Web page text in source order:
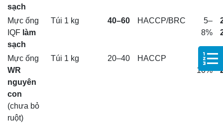
sạch
Mực ống
IQF làm
sạch
Túi 1 kg 40–60 HACCP/BRC
5–
8%
Mực ống
WR
nguyên
con
(chưa bỏ
ruột)
Túi 1 kg 20–40 HACCP
6–
10%